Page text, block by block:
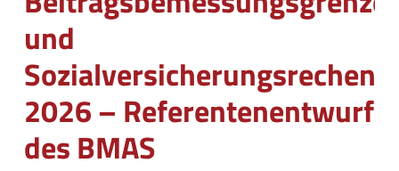
und
2026 – Referentenentwurf
des BMAS